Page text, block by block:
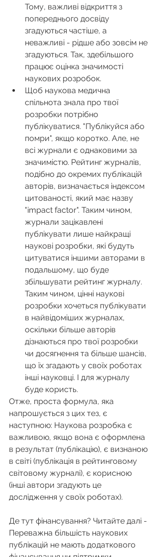
Тому, важливі відкриття з
попереднього досвіду
згадуються частіше, а
неважливі - рідше або зовсім не
згадуються. Так, здебільшого
працює оцінка значимості
наукових розробок.
Щоб наукова медична
спільнота знала про твої
розробки потрібно
публікуватися. "Публікуйся або
помри", якщо коротко. Але, не
всі журнали є однаковими за
значимістю. Рейтинг журналів,
подібно до окремих публікацій
авторів, визначається індексом
цитованості, який має назву
"impact factor". Таким чином,
журнали зацікавлені
публікувати лише найкращі
наукові розробки, які будуть
цитуватися іншими авторами в
подальшому, що буде
збільшувати рейтинг журналу.
Таким чином, цінні наукові
розробки хочеться публікувати
в найвідоміших журналах,
оскільки більше авторів
дізнаються про твої розробки
чи досягнення та більше шансів,
що їх згадають у своїх роботах
інші науковці. І для журналу
буде користь.
Отже, проста формула, яка
напрошується з цих тез, є
наступною: Наукова розробка є
важливою, якщо вона є оформлена
в результат (публікацію), є визнаною
в світі (публікація в рейтинговому
світовому журналі), є корисною
(інші автори згадують це
дослідження у своїх роботах).
Де тут фінансування? Читайте далі -
Переважна більшість наукових
публікацій не мають додаткового